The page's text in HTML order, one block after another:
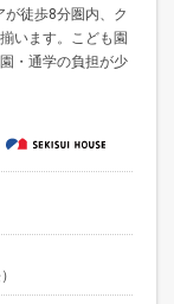
徒歩8分圏内、ク
います。こども園
・通学の負担が少